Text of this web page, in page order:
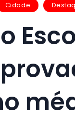
Cidade